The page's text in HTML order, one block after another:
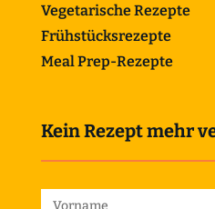
Vegetarische Rezepte
Frühstücksrezepte
Meal Prep-Rezepte
Kein Rezept mehr